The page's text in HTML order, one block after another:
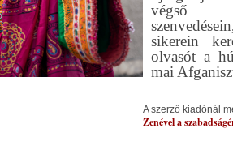
végső
sikerein
olvasót a
mai
A szerző kiadónál
Zenével a